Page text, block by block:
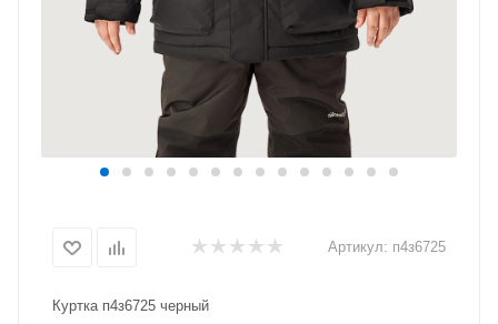
Артикул: п4з6725
Куртка п4з6725 черный